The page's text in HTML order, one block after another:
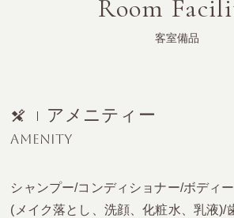
Room
客室備品
アメニティー
AMENITY
シャンプー/コンディショナー/ボディ
(メイク落とし、洗顔、化粧水、乳液)/